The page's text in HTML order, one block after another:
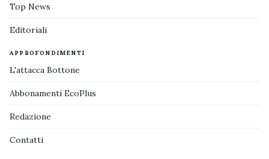
Top News
Editoriali
APPROFONDIMENTI
L'attacca Bottone
Abbonamenti EcoPlus
Redazione
Contatti